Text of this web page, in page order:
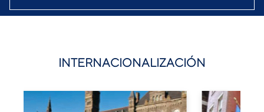
INTERNACIONALIZACIÓN